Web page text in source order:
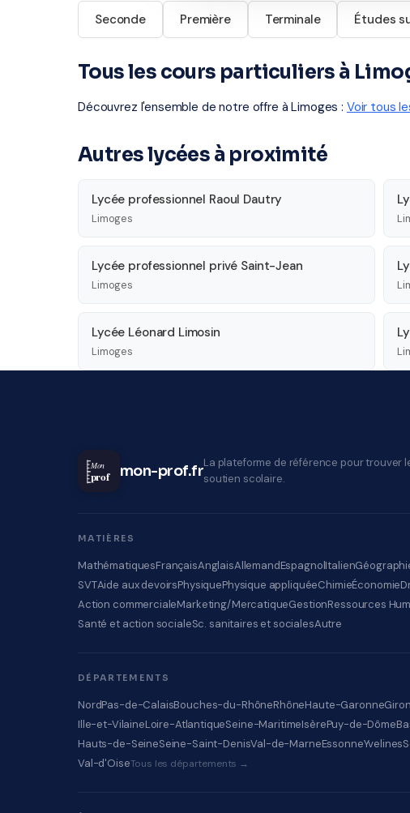
Seconde Première Terminale Études
Tous les cours particuliers à
Découvrez l'ensemble de notre offre à Limoges : Voir tous
Autres lycées à proximité
Lycée professionnel Raoul Dautry
Limoges
Lycée professionnel privé Saint-Jean
Limoges
Lycée Léonard Limosin
Limoges
Mon
prof mon-prof.frLa plateforme de référence pour trouver
soutien scolaire.
MATIÈRES
MathématiquesFrançaisAnglaisAllemandEspagnolItalien
SVTAide aux devoirsPhysiquePhysique appliquéeChimieÉconomie
Action commercialeMarketing/MercatiqueGestionRessources
Santé et action socialeSc. sanitaires et socialesAutre
DÉPARTEMENTS
NordPas-de-CalaisBouches-du-RhôneRhôneHaute-Garonne
Ille-et-VilaineLoire-AtlantiqueSeine-MaritimeIsèrePuy-de-Dôme
Hauts-de-SeineSeine-Saint-DenisVal-de-MarneEssonneYvelines
Val-d'OiseTous les départements →